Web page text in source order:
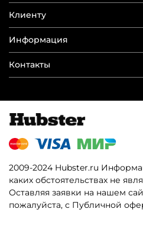
Клиенту
Информация
Контакты
2009-2024 Hubster.ru
каких обстоятельствах не
Оставляя заявки на нашем
пожалуйста, с Публичной